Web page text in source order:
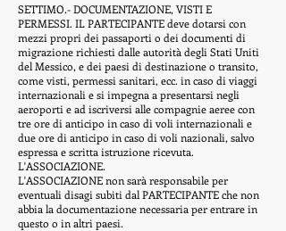
SETTIMO.- DOCUMENTAZIONE, VISTI E
PERMESSI. IL PARTECIPANTE deve dotarsi con
mezzi propri dei passaporti o dei documenti di
migrazione richiesti dalle autorità degli Stati Uniti
del Messico, e dei paesi di destinazione o transito,
come visti, permessi sanitari, ecc. in caso di viaggi
internazionali e si impegna a presentarsi negli
aeroporti e ad iscriversi alle compagnie aeree con
tre ore di anticipo in caso di voli internazionali e
due ore di anticipo in caso di voli nazionali, salvo
espressa e scritta istruzione ricevuta.
L'ASSOCIAZIONE.
L'ASSOCIAZIONE non sarà responsabile per
eventuali disagi subiti dal PARTECIPANTE che non
abbia la documentazione necessaria per entrare in
questo o in altri paesi.